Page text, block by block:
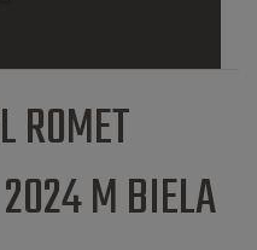
ROMET
M BIELA